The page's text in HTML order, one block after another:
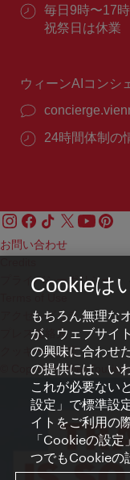
ル：
番
号：
営
業
毎日9時〜17時
祝祭日は休業
ウィーンAIコンシ
24時間体制の
お問い合わせ
プライバシーポリシー
アクセシビリティ
プレス連絡先
クッキーの設定
© Copyright
Cookieは
もちろん無理な
が、ウェブサイ
の興味に合わせ
の提供には、い
これが必要ない
設定」で標準設
イトをご利用の
「Cookieの設
つでもCookieの